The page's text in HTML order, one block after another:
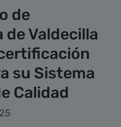
de
de Valdecilla
su Sistema
Calidad